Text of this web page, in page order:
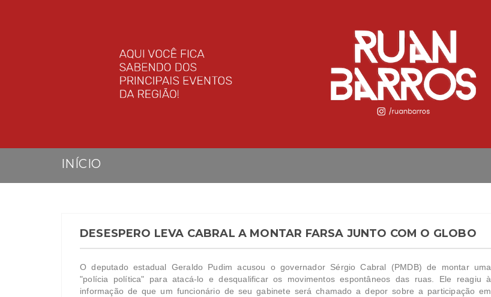
INÍCIO
DESESPERO LEVA CABRAL A MONTAR FARSA JUNTO COM O GLOBO
O deputado estadual Geraldo Pudim acusou o governador Sérgio Cabral (PMDB) de montar uma
"polícia política" para atacá-lo e desqualificar os movimentos espontâneos das ruas. Ele reagiu à
informação de que um funcionário de seu gabinete será chamado a depor sobre a participação em